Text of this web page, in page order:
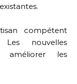
compétent
nouvelles
améliorer les